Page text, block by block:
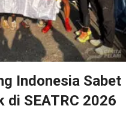
Indonesia Sabet
di SEATRC 2026